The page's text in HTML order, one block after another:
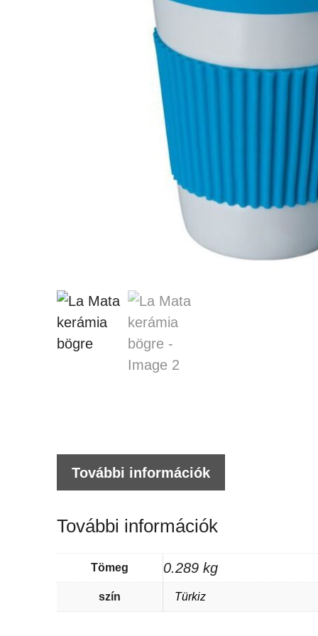
További információk
További információk
Tömeg 0.289 kg
szín Türkiz